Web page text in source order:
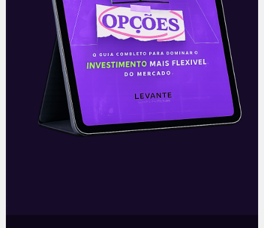
Entenda o que são fundos imobiliários,
como funcionam e quais rendem mais,
principalmente no cenário deste ano
com a pandemia do coronavírus.
Leia mais
25/11/2020